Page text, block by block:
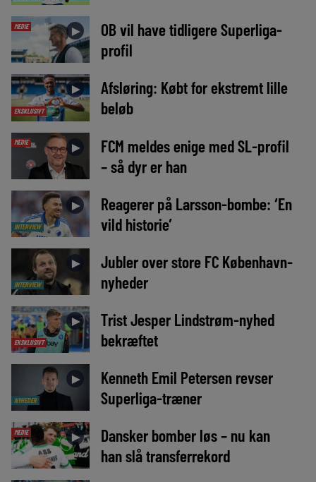
MEDIE ►
OB vil have tidligere Superliga-
profil
EKSKLUSIVT
►
Afsløring: Købt for ekstremt lille
beløb
MEDIE ►
FCM meldes enige med SL-profil
– så dyr er han
INTERVIEW
►
Reagerer på Larsson-bombe: ‘En
vild historie’
INTERVIEW
►
Jubler over store FC København-
nyheder
EKSKLUSIVT
►
Trist Jesper Lindstrøm-nyhed
bekræftet
NYHEDER
►
Kenneth Emil Petersen revser
Superliga-træner
MEDIE ►
Dansker bomber løs – nu kan
han slå transferrekord